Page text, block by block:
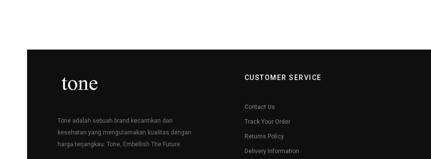
Tone adalah sebuah brand kecantikan dan
kesehatan yang mengutamakan kualitas dengan
harga terjangkau. Tone, Embellish The Future.
CUSTOMER SERVICE
Contact Us
Track Your Order
Returns Policy
Delivery Information